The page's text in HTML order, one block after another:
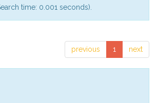
time: 0.001 seconds).
previous 1 next